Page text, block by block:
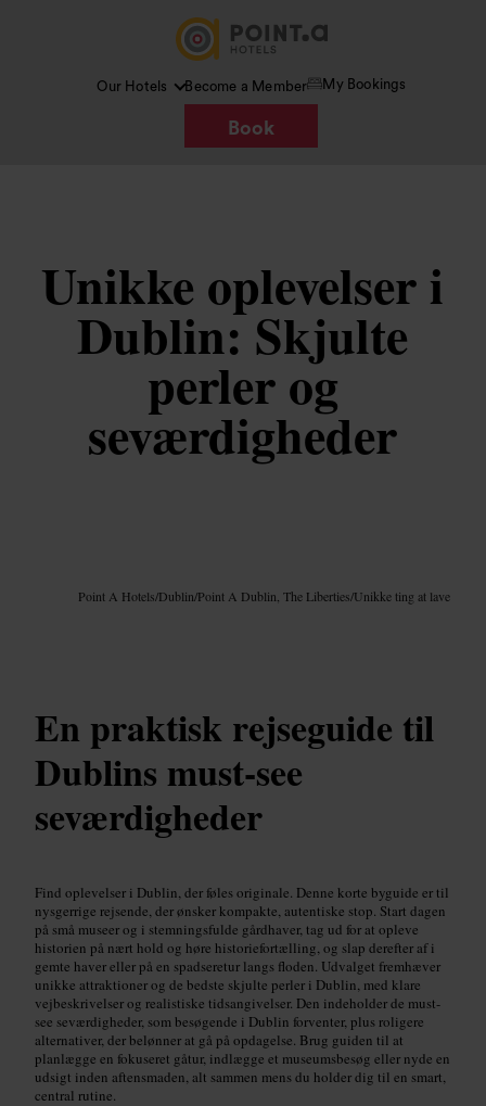
Our Hotels Become a Member My Bookings
Book
Unikke oplevelser i
Dublin: Skjulte
perler og
seværdigheder
Point A Hotels/Dublin/Point A Dublin, The Liberties/Unikke ting at lave
En praktisk rejseguide til
Dublins must-see
seværdigheder
Find oplevelser i Dublin, der føles originale. Denne korte byguide er til
nysgerrige rejsende, der ønsker kompakte, autentiske stop. Start dagen
på små museer og i stemningsfulde gårdhaver, tag ud for at opleve
historien på nært hold og høre historiefortælling, og slap derefter af i
gemte haver eller på en spadseretur langs floden. Udvalget fremhæver
unikke attraktioner og de bedste skjulte perler i Dublin, med klare
vejbeskrivelser og realistiske tidsangivelser. Den indeholder de must-
see seværdigheder, som besøgende i Dublin forventer, plus roligere
alternativer, der belønner at gå på opdagelse. Brug guiden til at
planlægge en fokuseret gåtur, indlægge et museumsbesøg eller nyde en
udsigt inden aftensmaden, alt sammen mens du holder dig til en smart,
central rutine.